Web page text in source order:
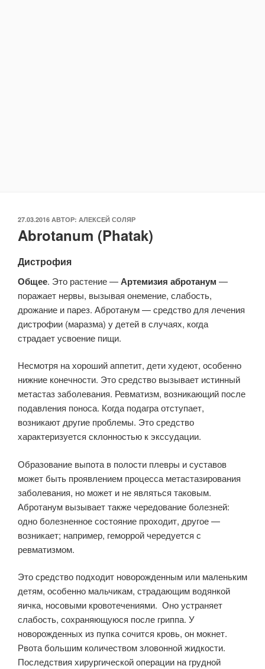
ОПУБЛИКОВАНО
27.03.2016 АВТОР: АЛЕКСЕЙ СОЛЯР
Abrotanum (Phatak)
Дистрофия
Общее. Это растение —Артемизия абротанум —
поражает нервы, вызывая онемение, слабость,
дрожание и парез. Абротанум — средство для лечения
дистрофии (маразма) у детей в случаях, когда
страдает усвоение пищи.
Несмотря на хороший аппетит, дети худеют, особенно
нижние конечности. Это средство вызывает истинный
метастаз заболевания. Ревматизм, возникающий после
подавления поноса. Когда подагра отступает,
возникают другие проблемы. Это средство
характеризуется склонностью к экссудации.
Образование выпота в полости плевры и суставов
может быть проявлением процесса метастазирования
заболевания, но может и не являться таковым.
Абротанум вызывает также чередование болезней:
одно болезненное состояние проходит, другое —
возникает; например, геморрой чередуется с
ревматизмом.
Это средство подходит новорожденным или маленьким
детям, особенно мальчикам, страдающим водянкой
яичка, носовыми кровотечениями. Оно устраняет
слабость, сохраняющуюся после гриппа. У
новорожденных из пупка сочится кровь, он мокнет.
Рвота большим количеством зловонной жидкости.
Последствия хирургической операции на грудной